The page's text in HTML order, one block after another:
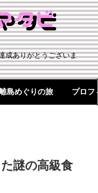
成ありがとうございま
島めぐりの旅 プロフ
謎の高級食